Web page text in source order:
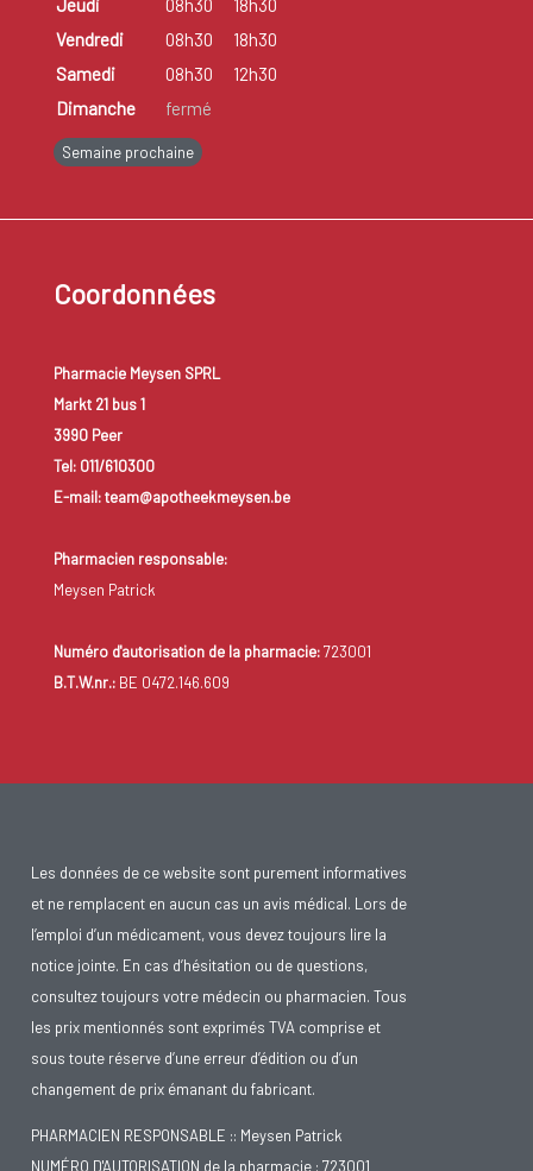
Jeudi
08h30
18h30
Vendredi
08h30
18h30
Samedi
08h30
12h30
Dimanche
fermé
Semaine prochaine
Coordonnées
Pharmacie Meysen SPRL
Markt 21 bus 1
3990 Peer
Tel: 011/610300
E-mail: team@apotheekmeysen.be
Pharmacien responsable:
Meysen Patrick
Numéro d'autorisation de la pharmacie:723001
B.T.W.nr.:BE 0472.146.609
Les données de ce website sont purement informatives
et ne remplacent en aucun cas un avis médical. Lors de
l’emploi d’un médicament, vous devez toujours lire la
notice jointe. En cas d’hésitation ou de questions,
consultez toujours votre médecin ou pharmacien. Tous
les prix mentionnés sont exprimés TVA comprise et
sous toute réserve d’une erreur d’édition ou d’un
changement de prix émanant du fabricant.
PHARMACIEN RESPONSABLE :: Meysen Patrick
NUMÉRO D'AUTORISATION de la pharmacie : 723001